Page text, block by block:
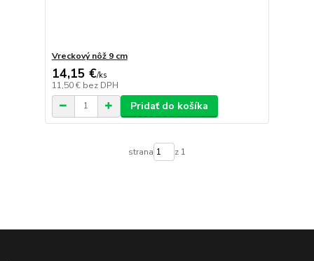
Vreckový nôž 9 cm
14,15 €/ks
11,50 € bez DPH
Pridať do košíka
strana z 1